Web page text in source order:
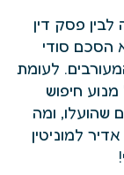
פסק דין
הסכם סודי
לעומת
חיפוש
שהועלו, ומה
למוניטין